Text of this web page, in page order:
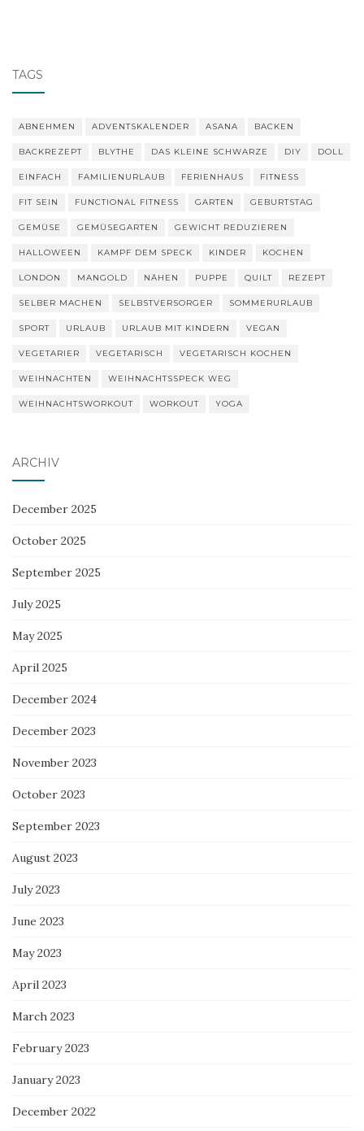
TAGS
ABNEHMEN ADVENTSKALENDER ASANA BACKEN
BACKREZEPT BLYTHE DAS KLEINE SCHWARZE DIY DOLL
EINFACH FAMILIENURLAUB FERIENHAUS FITNESS
FIT SEIN FUNCTIONAL FITNESS GARTEN GEBURTSTAG
GEMÜSE GEMÜSEGARTEN GEWICHT REDUZIEREN
HALLOWEEN KAMPF DEM SPECK KINDER KOCHEN
LONDON MANGOLD NÄHEN PUPPE QUILT REZEPT
SELBER MACHEN SELBSTVERSORGER SOMMERURLAUB
SPORT URLAUB URLAUB MIT KINDERN VEGAN
VEGETARIER VEGETARISCH VEGETARISCH KOCHEN
WEIHNACHTEN WEIHNACHTSSPECK WEG
WEIHNACHTSWORKOUT WORKOUT YOGA
ARCHIV
December 2025
October 2025
September 2025
July 2025
May 2025
April 2025
December 2024
December 2023
November 2023
October 2023
September 2023
August 2023
July 2023
June 2023
May 2023
April 2023
March 2023
February 2023
January 2023
December 2022